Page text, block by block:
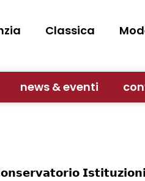
Classica
news & eventi